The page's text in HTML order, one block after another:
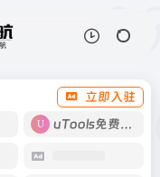
立即入驻
uTools免费工具箱